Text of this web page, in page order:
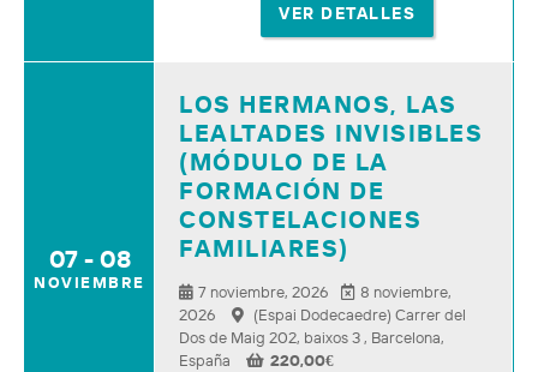
VER DETALLES
07 - 08
NOVIEMBRE
LOS HERMANOS, LAS
LEALTADES INVISIBLES
(MÓDULO DE LA
FORMACIÓN DE
CONSTELACIONES
FAMILIARES)
7 noviembre, 2026
8 noviembre,
2026
(Espai Dodecaedre) Carrer del
Dos de Maig 202, baixos 3 , Barcelona,
España
220,00€